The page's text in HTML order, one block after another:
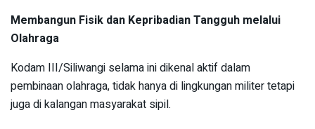
Membangun Fisik dan Kepribadian Tangguh melalui
Olahraga
Kodam III/Siliwangi selama ini dikenal aktif dalam
pembinaan olahraga, tidak hanya di lingkungan militer tetapi
juga di kalangan masyarakat sipil.